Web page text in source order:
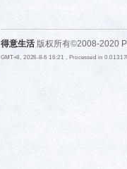
得意生活 版权所有©2008-2020
GMT+8, 2026-8-6 16:21 , Processed in